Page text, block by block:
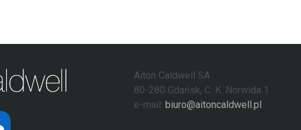
Aiton Caldwell SA
80-280 Gdańsk, C. K. Norwida 1
e-mail: biuro@aitoncaldwell.pl